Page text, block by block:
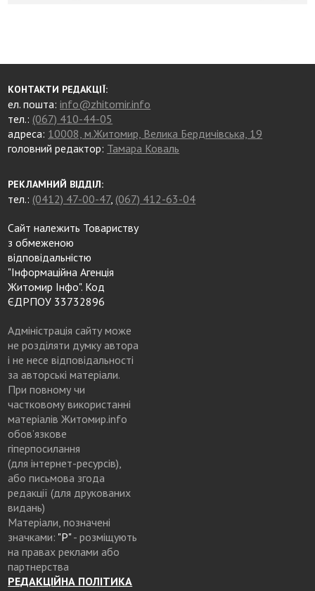
КОНТАКТИ РЕДАКЦІЇ:
ел. пошта:info@zhitomir.info
тел.: (067) 410-44-05
адреса: 10008, м.Житомир, Велика Бердичівська, 19
головний редактор: Тамара Коваль
РЕКЛАМНИЙ ВІДДІЛ:
тел.: (0412) 47-00-47, (067) 412-63-04
Сайт належить Товариству
з обмеженою
відповідальністю
"Інформаційна Агенція
Житомир Інфо". Код
ЄДРПОУ 33732896
Адміністрація сайту може
не розділяти думку автора
і не несе відповідальності
за авторські матеріали.
При повному чи
частковому використанні
матеріалів Житомир.info
обов’язкове
гіперпосилання
(для інтернет-ресурсів),
або письмова згода
редакції (для друкованих
видань)
Матеріали, позначені
значками: "Р"- розміщують
на правах реклами або
партнерства
РЕДАКЦІЙНА ПОЛІТИКА